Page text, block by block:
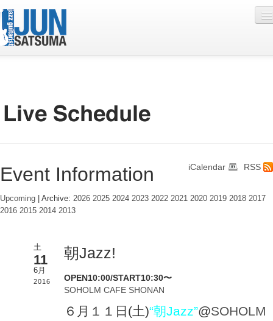
Discography
Photo
Contact
Online Lesson
RSS
iCalendar
Event Information
Upcoming | Archive: 2026 2025 2024 2023 2022 2021 2020 2019 2018 2017
2016 2015 2014 2013
土
11
6月
2016
朝Jazz!
OPEN10:00/START10:30〜
SOHOLM CAFE SHONAN
６月１１日(土)“朝Jazz”@SOHOLM